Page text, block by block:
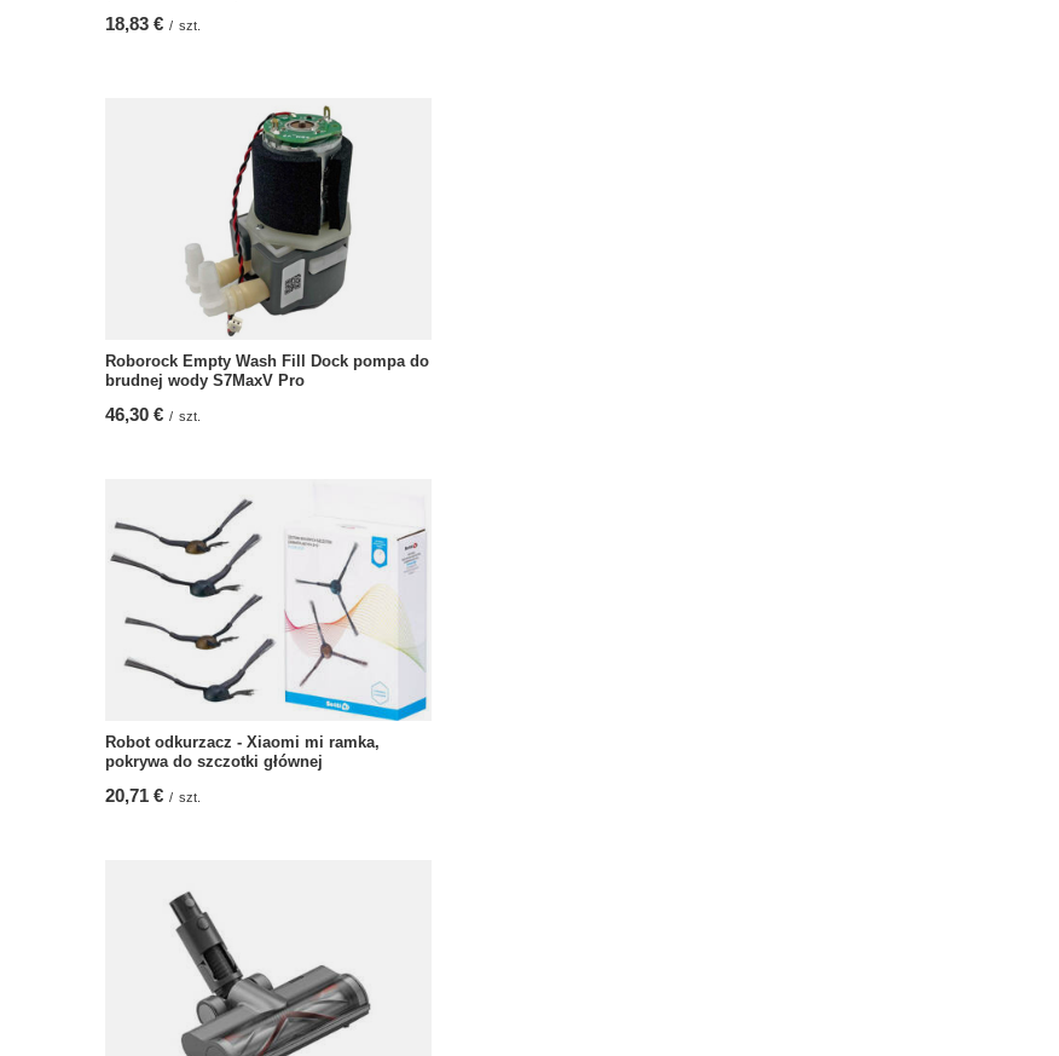
18,83 € / szt.
Roborock Empty Wash Fill Dock pompa do
brudnej wody S7MaxV Pro
46,30 € / szt.
Robot odkurzacz - Xiaomi mi ramka,
pokrywa do szczotki głównej
20,71 € / szt.